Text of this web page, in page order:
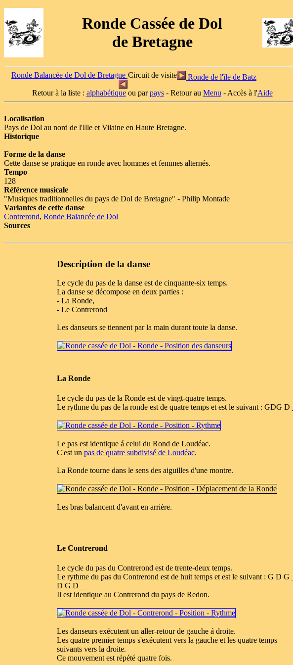
Ronde Cassée de Dol
de Bretagne
Ronde Balancée de Dol de Bretagne Circuit de visite
Ronde de l'île de Batz
Retour à la liste : alphabétiqueou parpays- Retour au Menu - Accès à l'Aide
Localisation
Pays de Dol au nord de l'Ille et Vilaine en Haute Bretagne.
Historique
Forme de la danse
Cette danse se pratique en ronde avec hommes et femmes alternés.
Tempo
128
Référence musicale
"Musiques traditionnelles du pays de Dol de Bretagne" - Philip Montade
Variantes de cette danse
Contrerond, Ronde Balancée de Dol
Sources
Description de la danse
Le cycle du pas de la danse est de cinquante-six temps.
La danse se décompose en deux parties :
- La Ronde,
- Le Contrerond
Les danseurs se tiennent par la main durant toute la danse.
La Ronde
Le cycle du pas de la Ronde est de vingt-quatre temps.
Le rythme du pas de la ronde est de quatre temps et est le suivant : GDG D _
Le pas est identique á celui du Rond de Loudéac.
C'est un pas de quatre subdivisé de Loudéac.
La Ronde tourne dans le sens des aiguilles d'une montre.
Les bras balancent d'avant en arrière.
Le Contrerond
Le cycle du pas du Contrerond est de trente-deux temps.
Le rythme du pas du Contrerond est de huit temps et est le suivant : G D G _
D G D _
Il est identique au Contrerond du pays de Redon.
Les danseurs exécutent un aller-retour de gauche á droite.
Les quatre premier temps s'exécutent vers la gauche et les quatre temps
suivants vers la droite.
Ce mouvement est répété quatre fois.